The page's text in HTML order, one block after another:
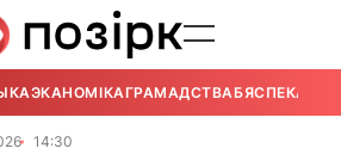
ЭКАНОМІКАГРАМАДСТВАБЯСПЕКА
14:30